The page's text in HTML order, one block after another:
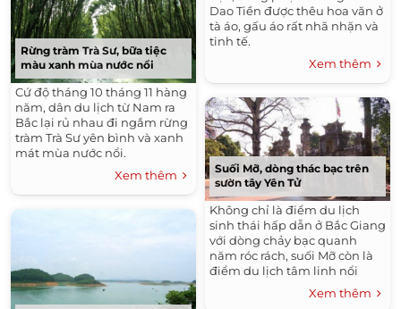
Rừng tràm Trà Sư, bữa tiệc
màu xanh mùa nước nổi
Cứ độ tháng 10 tháng 11 hàng
năm, dân du lịch từ Nam ra
Bắc lại rủ nhau đi ngắm rừng
tràm Trà Sư yên bình và xanh
mát mùa nước nổi.
Xem thêm
Dao Tiền được thêu hoa văn ở
tà áo, gấu áo rất nhã nhặn và
tinh tế.
Xem thêm
Suối Mỡ, dòng thác bạc trên
sườn tây Yên Tử
Không chỉ là điểm du lịch
sinh thái hấp dẫn ở Bắc Giang
với dòng chảy bạc quanh
năm róc rách, suối Mỡ còn là
điểm du lịch tâm linh nổi
tiếng với ba ngôi đền thờ
Thánh Mẫu Thượng Ngàn.
Xem thêm